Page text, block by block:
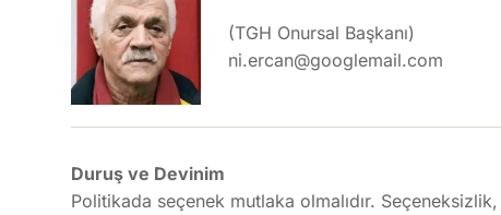
(TGH Onursal Başkanı)
ni.ercan@googlemail.com
Duruş ve Devinim
Politikada seçenek mutlaka olmalıdır.